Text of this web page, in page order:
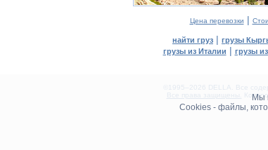
Мы
Cookies - файлы,
Цена перевозки |
найти груз | грузы
грузы из Италии | грузы
©1995–2026 DELLA. Все
Все права защищены.